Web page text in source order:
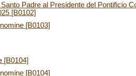
Santo Padre al Presidente del Pontificio
[B0102]
[B0103]
[B0104]
[B0104]